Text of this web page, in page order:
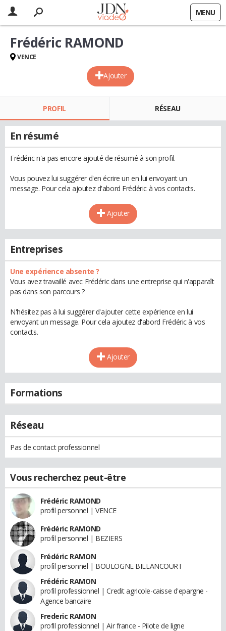
MENU
Ajouter
Frédéric RAMOND
VENCE
PROFIL RÉSEAU
En résumé
Frédéric n'a pas encore ajouté de résumé à son profil.
Vous pouvez lui suggérer d'en écrire un en lui envoyant un
message. Pour cela ajoutez d'abord Frédéric à vos contacts.
Ajouter
Entreprises
Une expérience absente ?
Vous avez travaillé avec Frédéric dans une entreprise qui n'apparaît
pas dans son parcours ?
N'hésitez pas à lui suggérer d'ajouter cette expérience en lui
envoyant un message. Pour cela ajoutez d'abord Frédéric à vos
contacts.
Ajouter
Formations
Réseau
Pas de contact professionnel
Vous recherchez peut-être
Frédéric RAMOND
profil personnel | VENCE
Frédéric RAMOND
profil personnel | BEZIERS
Frédéric RAMON
profil personnel | BOULOGNE BILLANCOURT
Frédéric RAMON
profil professionnel | Credit agricole-caisse d'epargne -
Agence bancaire
Frederic RAMON
profil professionnel | Air france - Pilote de ligne